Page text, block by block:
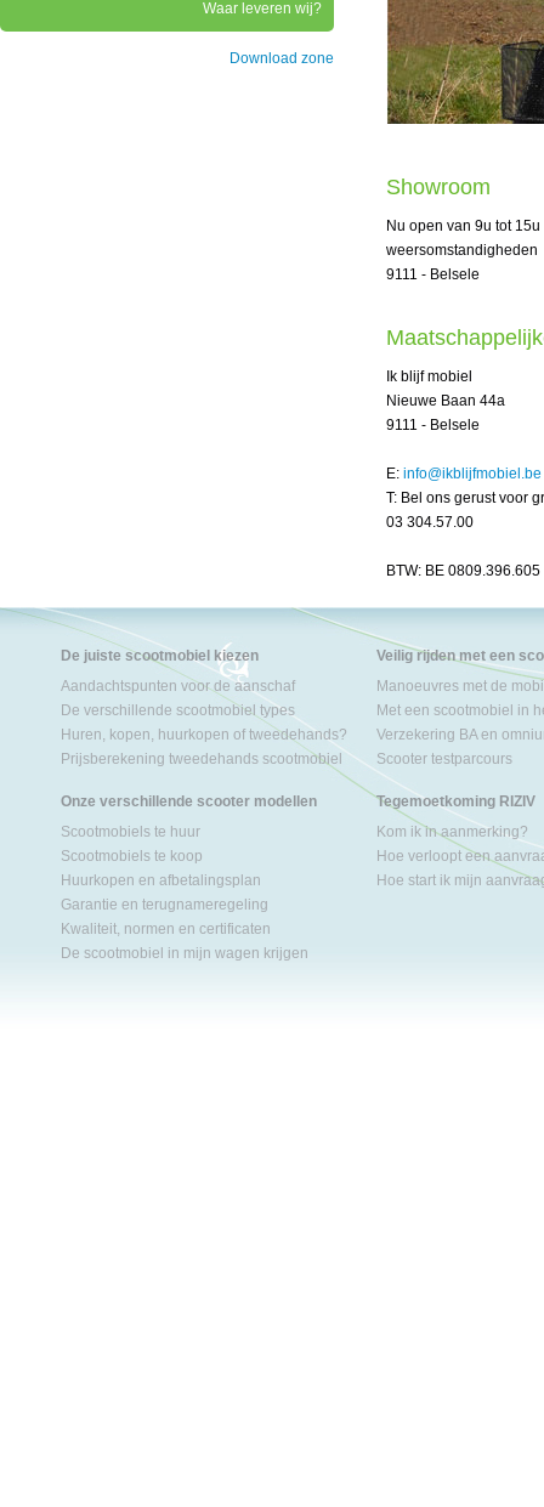
Waar leveren wij?
Download zone
Showroom
Nu open van 9u tot
weersomstandigheden
9111 - Belsele
Ik blijf mobiel
Nieuwe Baan 44a
9111 - Belsele
E: info@ikblijfmobiel.be
T: Bel ons gerust voor
03 304.57.00
BTW: BE 0809.396.605
De juiste scootmobiel kiezen
Aandachtspunten voor de aanschaf
De verschillende scootmobiel types
Huren, kopen, huurkopen of tweedehands?
Prijsberekening tweedehands scootmobiel
Onze verschillende scooter modellen
Scootmobiels te huur
Scootmobiels te koop
Huurkopen en afbetalingsplan
Garantie en terugnameregeling
Kwaliteit, normen en certificaten
De scootmobiel in mijn wagen krijgen
Veilig rijden met een
Manoeuvres met de
Met een scootmobiel in
Verzekering BA en
Scooter testparcours
Tegemoetkoming RIZIV
Kom ik in aanmerking?
Hoe verloopt een
Hoe start ik mijn